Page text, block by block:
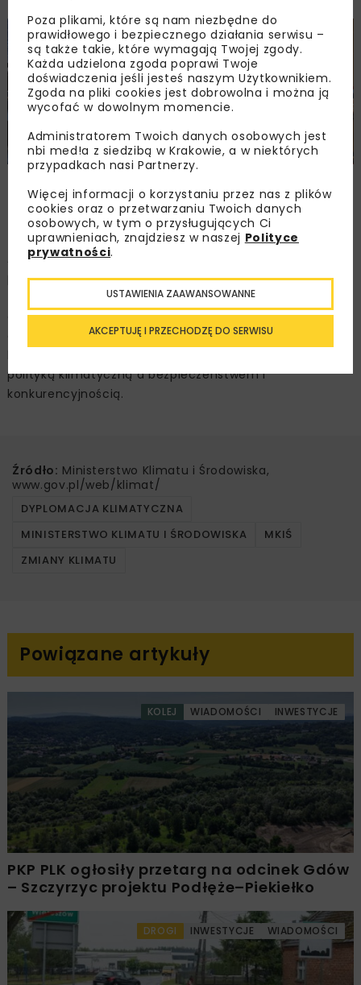
www.gov.pl/web/klimat/
Ambasadorowie klimatyczni spotykali się, by pod
przewodnictwem polskiej prezydencji rozmawiać na
temat przyszłości procesu negocjacji klimatycznych w
dynamicznym kontekście geopolitycznym. Rozmowy
dotyczyły też priorytetów europejskiej dyplomacji
polityką klimatyczną a bezpieczeństwem i
konkurencyjnością.
Źródło: Ministerstwo Klimatu i Środowiska,
www.gov.pl/web/klimat/
DYPLOMACJA KLIMATYCZNA
MINISTERSTWO KLIMATU I ŚRODOWISKA
MKIŚ
ZMIANY KLIMATU
Powiązane artykuły
KOLEJ WIADOMOŚCI INWESTYCJE
PKP PLK ogłosiły przetarg na odcinek Gdów
– Szczyrzyc projektu Podłęże–Piekiełko
DROGI INWESTYCJE WIADOMOŚCI
Poza plikami, które są nam niezbędne do
prawidłowego i bezpiecznego działania serwisu –
są także takie, które wymagają Twojej zgody.
Każda udzielona zgoda poprawi Twoje
doświadczenia jeśli jesteś naszym Użytkownikiem.
Zgoda na pliki cookies jest dobrowolna i można ją
wycofać w dowolnym momencie.
Administratorem Twoich danych osobowych jest
nbi med!a z siedzibą w Krakowie, a w niektórych
przypadkach nasi Partnerzy.
Więcej informacji o korzystaniu przez nas z plików
cookies oraz o przetwarzaniu Twoich danych
osobowych, w tym o przysługujących Ci
uprawnieniach, znajdziesz w naszej Polityce
prywatności.
AKCEPTUJĘ I PRZECHODZĘ DO SERWISU
USTAWIENIA ZAAWANSOWANNE